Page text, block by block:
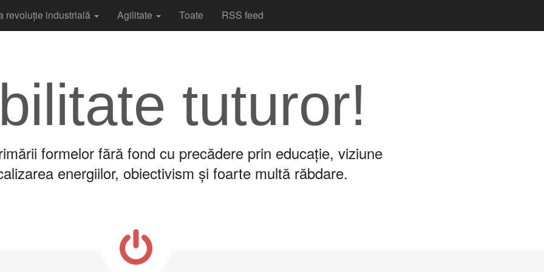
revoluție industrială Agilitate Toate RSS feed
tuturor!
formelor fără fond cu precădere prin educație, viziune
energiilor, obiectivism și foarte multă răbdare.